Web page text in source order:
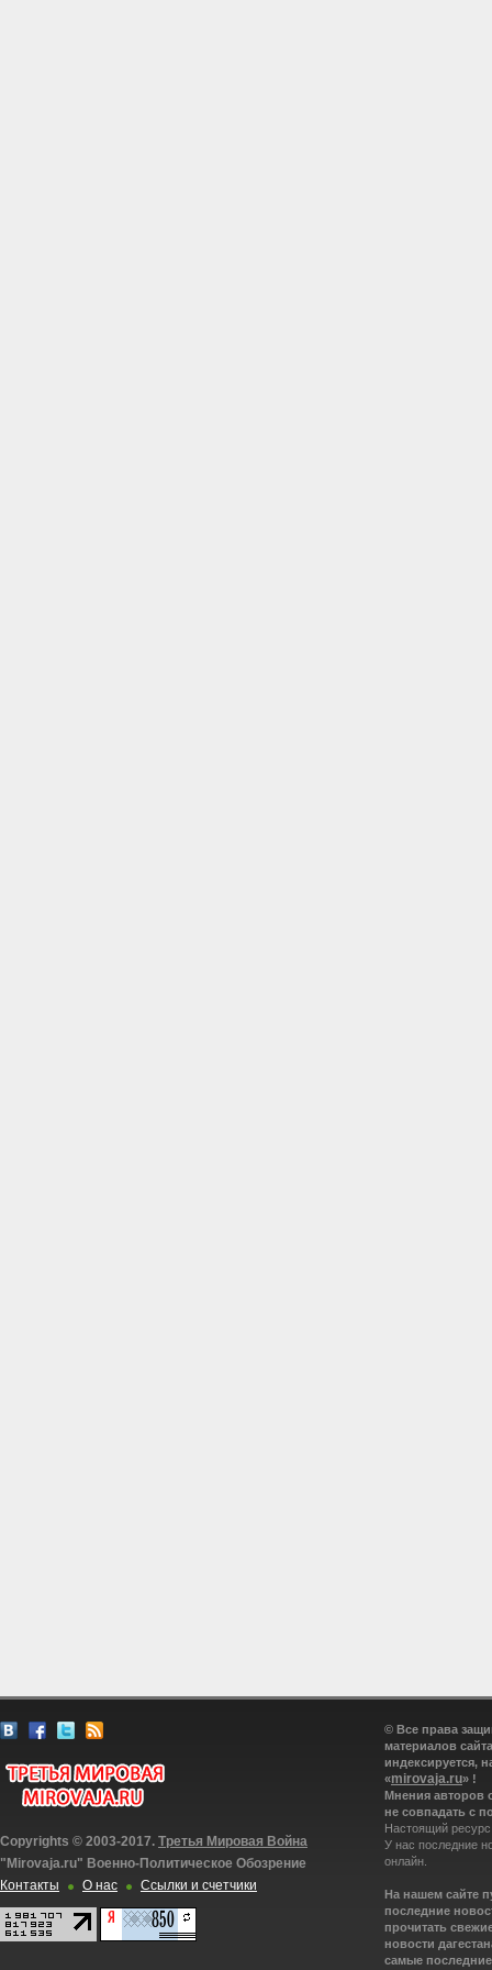
Copyrights © 2003-2017. Третья Мировая Война
"Mirovaja.ru" Военно-Политическое Обозрение
Контакты
О нас Ссылки и счетчики
© Все права
материалов
индексируется,
«mirovaja.ru» !
Мнения авторов
не совпадать с
Настоящий
У нас последние
онлайн.
На нашем сайте
последние
прочитать
новости
самые